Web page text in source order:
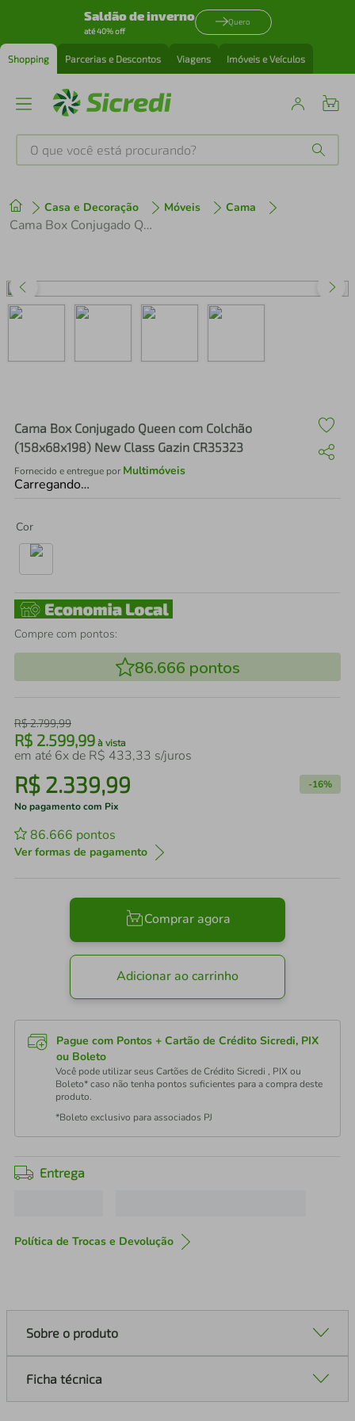
Saldão de inverno
até 40% off
Quero
Shopping Parcerias e Descontos Viagens Imóveis e Veículos
O que você está procurando?
Casa e Decoração Móveis Cama
Cama Box Conjugado Queen com Colchão (158x68x198) New Class Gazin CR35323
Cama Box Conjugado Queen com Colchão
(158x68x198) New Class Gazin CR35323
Fornecido e entregue por Multimóveis
Carregando…
Cor
Compre com pontos:
86.666 pontos
R$2.799,99
R$ 2.599,99 à vista
em até 6x de R$ 433,33 s/juros
R$ 2.339,99 -16%
No pagamento com Pix
86.666 pontos
Ver formas de pagamento
Comprar agora
Adicionar ao carrinho
Pague com Pontos + Cartão de Crédito Sicredi, PIX
ou Boleto
Você pode utilizar seus Cartões de Crédito Sicredi , PIX ou
Boleto* caso não tenha pontos suficientes para a compra deste
produto.
*Boleto exclusivo para associados PJ
Entrega
Política de Trocas e Devolução
Sobre o produto
Ficha técnica
1 º tenis
perfume